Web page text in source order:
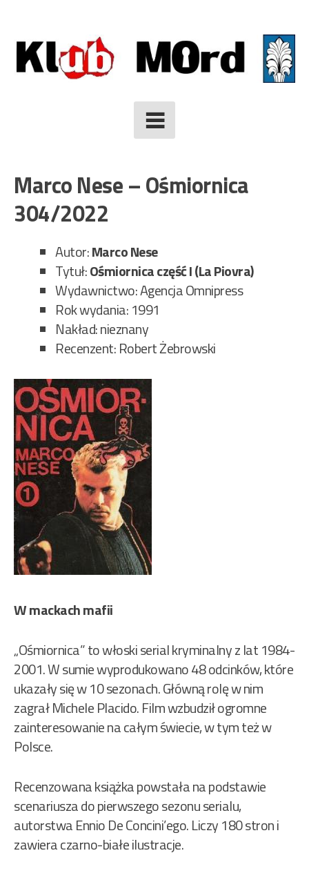
to
content
Marco Nese – Ośmiornica
304/2022
Autor:Marco Nese
Tytuł:Ośmiornica część I (La Piovra)
Wydawnictwo: Agencja Omnipress
Rok wydania: 1991
Nakład: nieznany
Recenzent: Robert Żebrowski
W mackach mafii
„Ośmiornica” to włoski serial kryminalny z lat 1984-
2001. W sumie wyprodukowano 48 odcinków, które
ukazały się w 10 sezonach. Główną rolę w nim
zagrał Michele Placido. Film wzbudził ogromne
zainteresowanie na całym świecie, w tym też w
Polsce.
Recenzowana książka powstała na podstawie
scenariusza do pierwszego sezonu serialu,
autorstwa Ennio De Concini’ego. Liczy 180 stron i
zawiera czarno-białe ilustracje.